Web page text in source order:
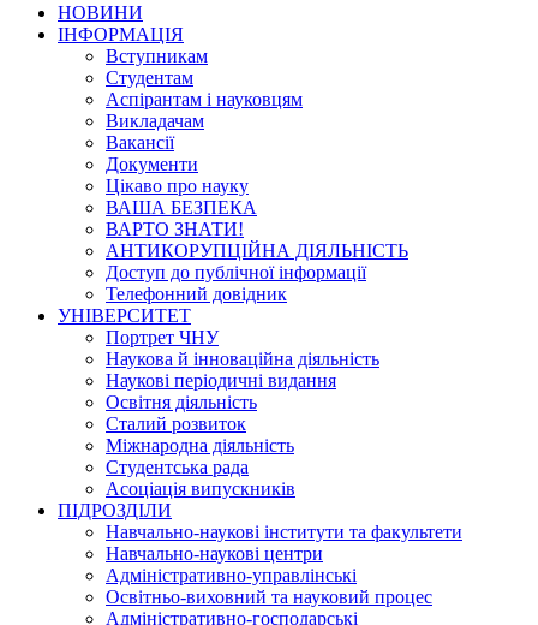
НОВИНИ
ІНФОРМАЦІЯ
Вступникам
Студентам
Аспірантам і науковцям
Викладачам
Вакансії
Документи
Цікаво про науку
ВАША БЕЗПЕКА
ВАРТО ЗНАТИ!
АНТИКОРУПЦІЙНА ДІЯЛЬНІСТЬ
Доступ до публічної інформації
Телефонний довідник
УНІВЕРСИТЕТ
Портрет ЧНУ
Наукова й інноваційна діяльність
Наукові періодичні видання
Освітня діяльність
Сталий розвиток
Міжнародна діяльність
Студентська рада
Асоціація випускників
ПІДРОЗДІЛИ
Навчально-наукові інститути та факультети
Навчально-наукові центри
Адміністративно-управлінські
Освітньо-виховний та науковий процес
Адміністративно-господарські